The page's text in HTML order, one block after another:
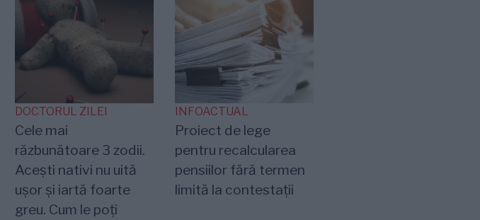
DOCTORUL ZILEI
Cele mai
răzbunătoare 3 zodii.
Acești nativi nu uită
ușor și iartă foarte
greu. Cum le poți
INFOACTUAL
Proiect de lege
pentru recalcularea
pensiilor fără termen
limită la contestații